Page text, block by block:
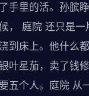
手里的活。孙膑
， 庭院 还只是
到床上。他什么
叶星茄，卖了钱
五个人。庭院 从